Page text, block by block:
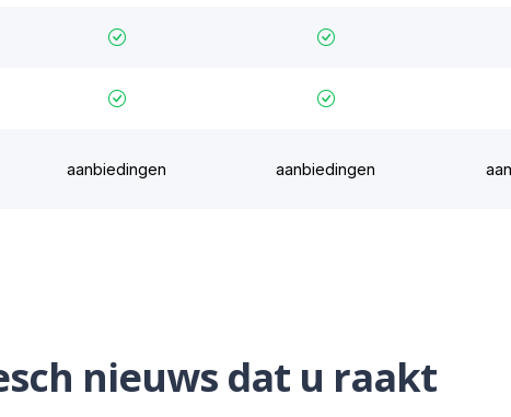
aanbiedingen aanbiedingen
nieuws dat u raakt